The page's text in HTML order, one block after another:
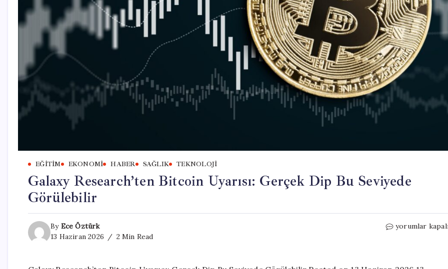
EĞITIM EKONOMI HABER SAĞLIK TEKNOLOJI
Galaxy Research’ten Bitcoin Uyarısı: Gerçek Dip Bu Seviyede
Görülebilir
By Ece Öztürk
13 Haziran 2026
2 Min Read
Galaxy
yorumlar